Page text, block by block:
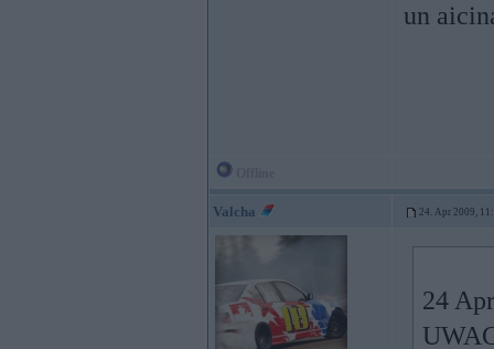
un
Valcha 24. Apr 2009,
24